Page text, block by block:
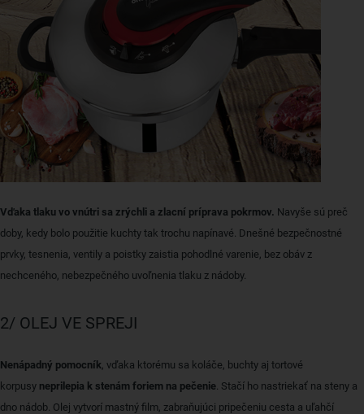
Vďaka tlaku vo vnútri sa zrýchli a zlacní príprava pokrmov. Navyše sú preč
doby, kedy bolo použitie kuchty tak trochu napínavé. Dnešné bezpečnostné
prvky, tesnenia, ventily a poistky zaistia pohodlné varenie, bez obáv z
nechceného, ​​nebezpečného uvoľnenia tlaku z nádoby.
2/ OLEJ VE SPREJI
Nenápadný pomocník, vďaka ktorému sa koláče, buchty aj tortové
korpusy neprilepia k stenám foriem na pečenie. Stačí ho nastriekať na steny a
dno nádob. Olej vytvorí mastný film, zabraňujúci pripečeniu cesta a uľahčí